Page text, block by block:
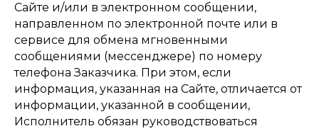
Сайте и/или в электронном сообщении,
направленном по электронной почте или в
сервисе для обмена мгновенными
сообщениями (мессенджере) по номеру
телефона Заказчика. При этом, если
информация, указанная на Сайте, отличается от
информации, указанной в сообщении,
Исполнитель обязан руководствоваться